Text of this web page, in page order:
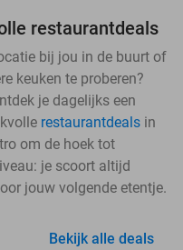
restaurantdeals
bij jou in de buurt of
keuken te proberen?
je dagelijks een
restaurantdeals in
om de hoek tot
je scoort altijd
jouw volgende etentje.
Bekijk alle deals